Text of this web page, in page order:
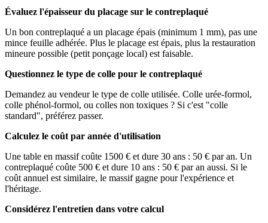
Évaluez l'épaisseur du placage sur le contreplaqué
Un bon contreplaqué a un placage épais (minimum 1 mm), pas une
mince feuille adhérée. Plus le placage est épais, plus la restauration
mineure possible (petit ponçage local) est faisable.
Questionnez le type de colle pour le contreplaqué
Demandez au vendeur le type de colle utilisée. Colle urée-formol,
colle phénol-formol, ou colles non toxiques ? Si c'est "colle
standard", préférez passer.
Calculez le coût par année d'utilisation
Une table en massif coûte 1500 € et dure 30 ans : 50 € par an. Un
contreplaqué coûte 500 € et dure 10 ans : 50 € par an aussi. Si le
coût annuel est similaire, le massif gagne pour l'expérience et
l'héritage.
Considérez l'entretien dans votre calcul